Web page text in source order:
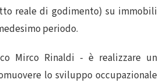
reale di godimento) su immobili
periodo.
Mirco Rinaldi - è realizzare un
lo sviluppo occupazionale